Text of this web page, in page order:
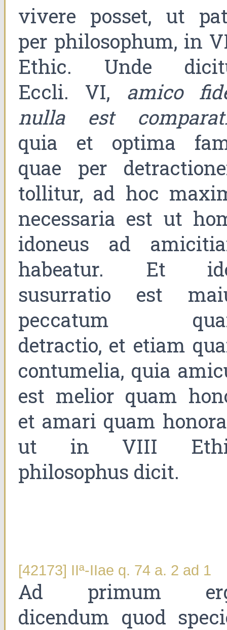
vivere posset, ut
per philosophum, in
Ethic. Unde
Eccli. VI, amico
nulla est
quia et optima
quae per
tollitur, ad hoc
necessaria est ut
idoneus ad
habeatur. Et
susurratio est
peccatum
detractio, et etiam
contumelia, quia
est melior quam
et amari quam
ut in VIII
philosophus dicit.
[42173] IIª-IIae q. 74 a. 2 ad 1
Ad primum
dicendum quod